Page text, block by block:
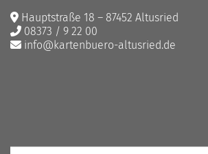
Hauptstraße 18 – 87452 Altusried
08373 / 9 22 00
info@kartenbuero-altusried.de